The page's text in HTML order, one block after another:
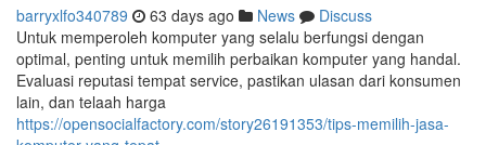
barryxlfo340789 63 days ago News
Discuss
Untuk memperoleh komputer yang selalu berfungsi dengan
optimal, penting untuk memilih perbaikan komputer yang handal.
Evaluasi reputasi tempat service, pastikan ulasan dari konsumen
lain, dan telaah harga
https://opensocialfactory.com/story26191353/tips-memilih-jasa-